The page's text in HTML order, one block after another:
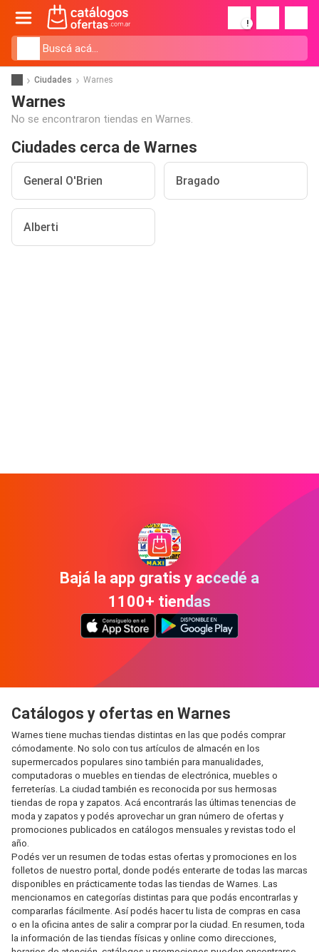
!
Ciudades Warnes
Warnes
No se encontraron tiendas en Warnes.
Ciudades cerca de Warnes
General O'Brien Bragado
Alberti
Bajá la app gratis y accedé a
1100+ tiendas
Catálogos y ofertas en Warnes
Warnes tiene muchas tiendas distintas en las que podés comprar
cómodamente. No solo con tus artículos de almacén en los
supermercados populares sino también para manualidades,
computadoras o muebles en tiendas de electrónica, muebles o
ferreterías. La ciudad también es reconocida por sus hermosas
tiendas de ropa y zapatos. Acá encontrarás las últimas tenencias de
moda y zapatos y podés aprovechar un gran número de ofertas y
promociones publicados en catálogos mensuales y revistas todo el
año.
Podés ver un resumen de todas estas ofertas y promociones en los
folletos de nuestro portal, donde podés enterarte de todas las marcas
disponibles en prácticamente todas las tiendas de Warnes. Las
mencionamos en categorías distintas para que podás encontrarlas y
compararlas fácilmente. Así podés hacer tu lista de compras en casa
o en la oficina antes de salir a comprar por la ciudad. En resumen, toda
la información de las tiendas físicas y online como direcciones,